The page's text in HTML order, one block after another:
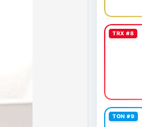
TRX #8
TON #9